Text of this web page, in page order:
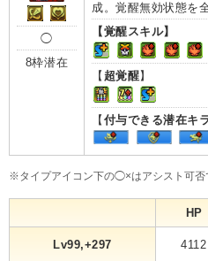
◯
8枠潜在
成。覚醒無効状態を
【覚醒スキル】
【 超覚醒】
【付与できる潜在キ
※タイプアイコン下の◯×はアシスト可否
HP
Lv99,+297 4112